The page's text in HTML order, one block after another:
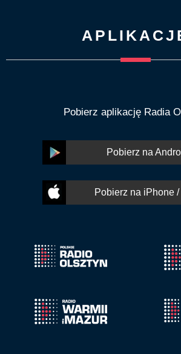
Pobierz aplikację Radia
Pobierz na
Pobierz na iPhone /